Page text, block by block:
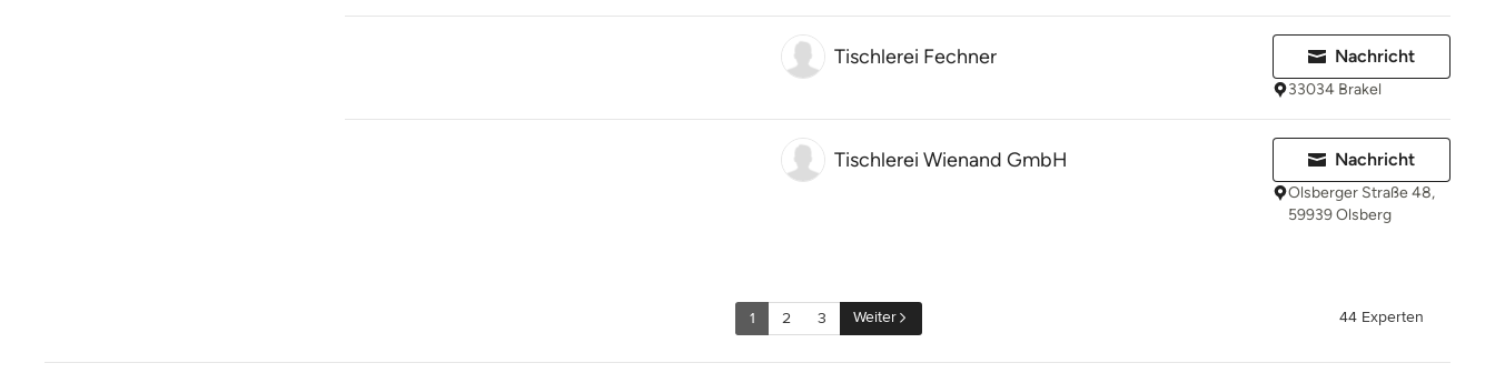
Tischlerei Fechner Nachricht
33034 Brakel
Tischlerei Wienand GmbH Nachricht
Olsberger Straße 48,
59939 Olsberg
1 2 3 Weiter 44 Experten